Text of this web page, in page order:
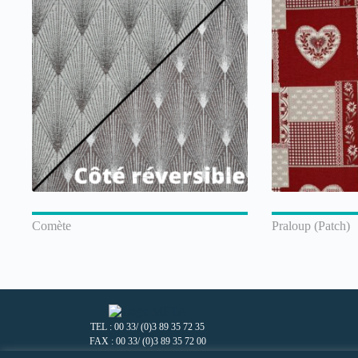
Comète Praloup (Patch)
TEL : 00 33/ (0)3 89 35 72 35
FAX : 00 33/ (0)3 89 35 72 00